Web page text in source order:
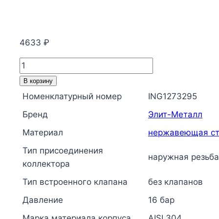
4633 ₽
Количество
товара
нержавеющая
сталь
Ду
1/4"
НР
на
В корзину
Номенклатурный номер
ING1273295
Бренд
Элит-Металл
Материал
нержавеющая
Тип присоединения
коллектора
наружная резьба
Тип встроенного клапана
без клапанов
Давление
16 бар